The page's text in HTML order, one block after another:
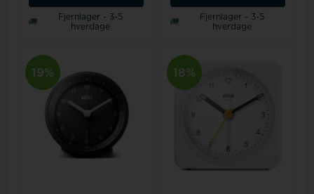
Fjernlager - 3-5
hverdage
Fjernlager - 3-5
hverdage
19% 18%